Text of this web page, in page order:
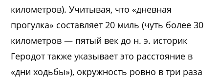
километров). Учитывая, что «дневная
прогулка» составляет 20 миль (чуть более 30
километров — пятый век до н. э. историк
Геродот также указывает это расстояние в
«дни ходьбы»), окружность ровно в три раза